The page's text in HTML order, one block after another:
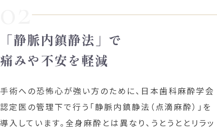
「静脈内鎮静法」で
痛みや不安を軽減
手術への恐怖心が強い方のために、日本歯科麻酔学会
認定医の管理下で行う「静脈内鎮静法（点滴麻酔）」を
導入しています。全身麻酔とは異なり、うとうととリラッ